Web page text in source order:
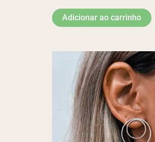
Adicionar ao carrinho